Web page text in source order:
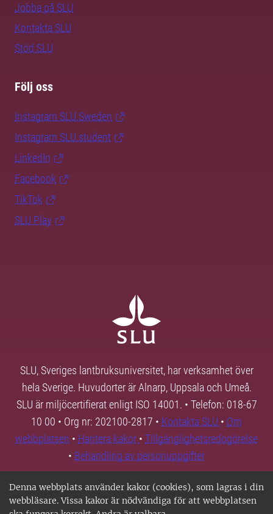
Denna webbplats använder kakor (cookies), som lagras i din
webbläsare. Vissa kakor är nödvändiga för att webbplatsen
Jobba på SLU
Kontakta SLU
Stöd SLU
Följ oss
Instagram SLU.Sweden
Instagram SLU.student
LinkedIn
Facebook
TikTok
SLU Play
SLU, Sveriges lantbruksuniversitet, har verksamhet över
hela Sverige. Huvudorter är Alnarp, Uppsala och Umeå.
SLU är miljöcertifierat enligt ISO 14001. • Telefon: 018-67
10 00 • Org nr: 202100-2817 • Kontakta SLU • Om
webbplatsen • Hantera kakor • Tillgänglighetsredogörelse
• Behandling av personuppgifter